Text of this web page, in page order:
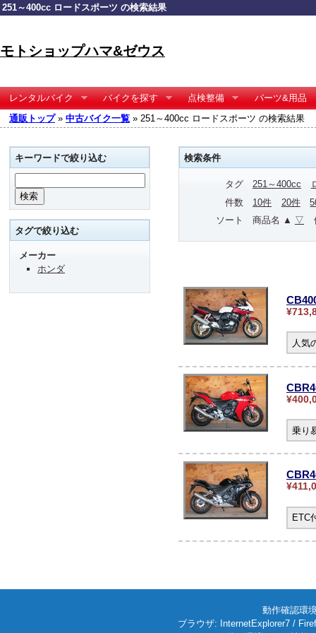
251～400cc ロードスポーツ の検索結果
モトショップハマ&ゼウス
レンタルバイク バイクを探す 点検整備
パーツ&用品
通販トップ» 中古バイク一覧 » 251～400cc ロードスポーツ の検索結果
検索条件
タグ 251～400cc
件数
10件 20件
ソート
商品名 ▲ ▽
人気
乗り
ETC
キーワードで絞り込む
タグで絞り込む
メーカー
ホンダ
動作確認環
ブラウザ: InternetExplorer7 /